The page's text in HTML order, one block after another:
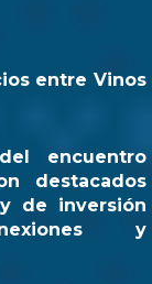
entre Vinos
encuentro
destacados
de inversión
y